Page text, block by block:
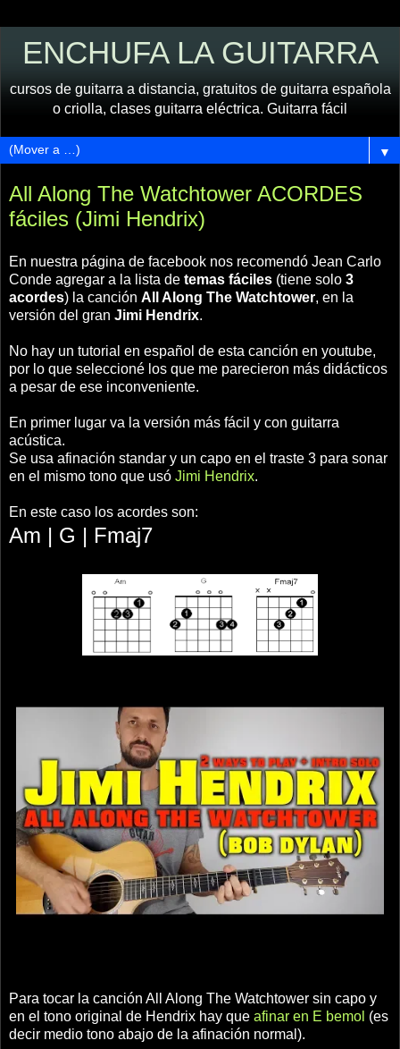
ENCHUFA LA GUITARRA
cursos de guitarra a distancia, gratuitos de guitarra española
o criolla, clases guitarra eléctrica. Guitarra fácil
▼
All Along The Watchtower ACORDES
fáciles (Jimi Hendrix)
En nuestra página de facebook nos recomendó Jean Carlo
Conde agregar a la lista de temas fáciles (tiene solo 3
acordes) la canción All Along The Watchtower, en la
versión del gran Jimi Hendrix.
No hay un tutorial en español de esta canción en youtube,
por lo que seleccioné los que me parecieron más didácticos
a pesar de ese inconveniente.
En primer lugar va la versión más fácil y con guitarra
acústica.
Se usa afinación standar y un capo en el traste 3 para sonar
en el mismo tono que usó Jimi Hendrix.
En este caso los acordes son:
Am | G | Fmaj7
Para tocar la canción All Along The Watchtower sin capo y
en el tono original de Hendrix hay que afinar en E bemol (es
decir medio tono abajo de la afinación normal).